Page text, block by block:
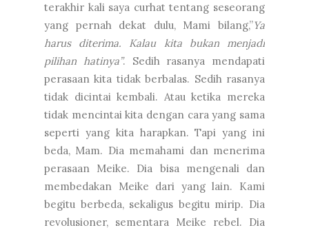
terakhir kali saya curhat tentang seseorang
yang pernah dekat dulu, Mami bilang,”Ya
harus diterima. Kalau kita bukan menjadi
pilihan hatinya”. Sedih rasanya mendapati
perasaan kita tidak berbalas. Sedih rasanya
tidak dicintai kembali. Atau ketika mereka
tidak mencintai kita dengan cara yang sama
seperti yang kita harapkan. Tapi yang ini
beda, Mam. Dia memahami dan menerima
perasaan Meike. Dia bisa mengenali dan
membedakan Meike dari yang lain. Kami
begitu berbeda, sekaligus begitu mirip. Dia
revolusioner, sementara Meike rebel. Dia